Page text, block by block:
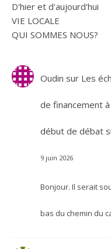
D'hier et d'aujourd'hui
VIE LOCALE
QUI SOMMES NOUS?
Oudin sur Les
de financement
début de débat
9 juin 2026
Bonjour. Il serait
bas du chemin du